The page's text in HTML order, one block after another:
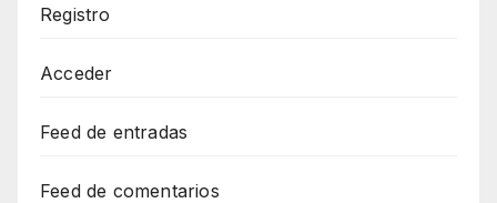
Registro
Acceder
Feed de entradas
Feed de comentarios